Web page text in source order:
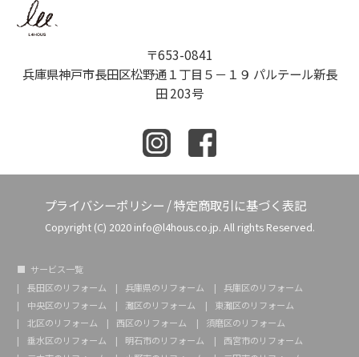
〒653-0841
兵庫県神戸市長田区松野通１丁目５－１９ パルテール新長
田 203号
プライバシーポリシー /特定商取引に基づく表記
Copyright (C) 2020 info@l4hous.co.jp. All rights Reserved.
サービス一覧
長田区のリフォーム
兵庫県のリフォーム
兵庫区のリフォーム
中央区のリフォーム
灘区のリフォーム
東灘区のリフォーム
北区のリフォーム
西区のリフォーム
須磨区のリフォーム
垂水区のリフォーム
明石市のリフォーム
西宮市のリフォーム